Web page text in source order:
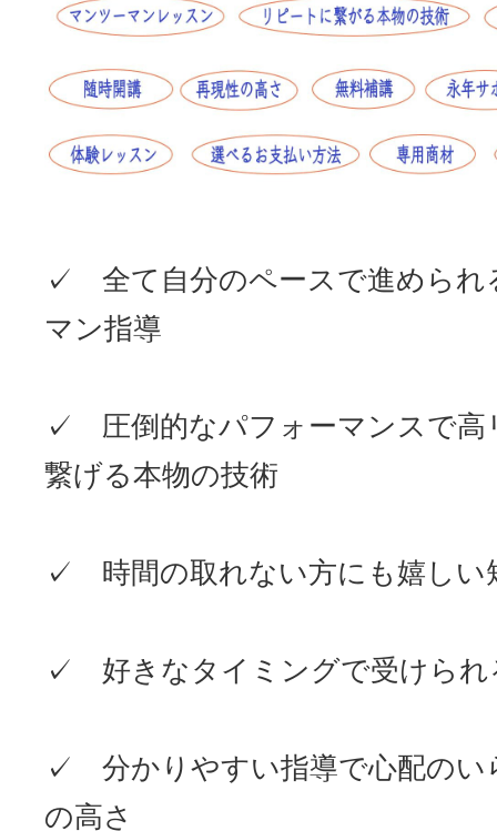
✓ 全て自分のペースで進められ
マン指導
✓ 圧倒的なパフォーマンスで高
繋げる本物の技術
✓ 時間の取れない方にも嬉しい
✓ 好きなタイミングで受けられ
✓ 分かりやすい指導で心配のい
の高さ